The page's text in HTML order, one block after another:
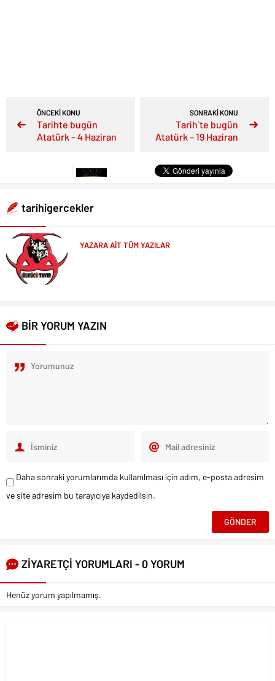
ÖNCEKİ KONU
Tarihte bugün
Atatürk – 4 Haziran
SONRAKİ KONU
Tarih`te bugün
Atatürk – 19 Haziran
tarihigercekler
YAZARA AİT TÜM YAZILAR
BİR YORUM YAZIN
Daha sonraki yorumlarımda kullanılması için adım, e-posta adresim
ve site adresim bu tarayıcıya kaydedilsin.
ZİYARETÇİ YORUMLARI - 0 YORUM
Henüz yorum yapılmamış.